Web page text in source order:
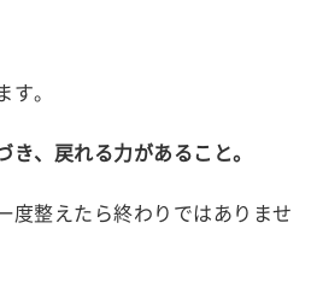
。
き、戻れる力があること。
度整えたら終わりではありませ